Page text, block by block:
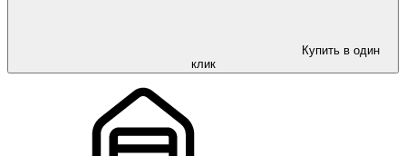
Купить в один
клик